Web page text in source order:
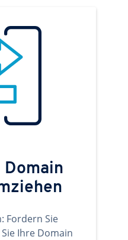
Domain
Fordern Sie
Ihre Domain